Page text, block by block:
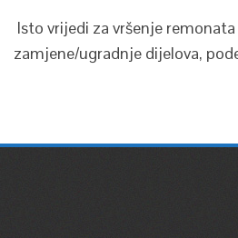
Isto vrijedi za vršenje
zamjene/ugradnje dijelova,